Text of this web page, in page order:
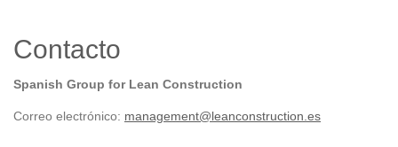
Contacto
Spanish Group for Lean Construction
Correo electrónico: management@leanconstruction.es